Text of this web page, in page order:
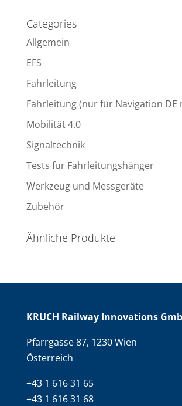
Categories
Allgemein
EFS
Fahrleitung
Fahrleitung (nur für Navigation DE
Mobilität 4.0
Signaltechnik
Tests für Fahrleitungshänger
Werkzeug und Messgeräte
Zubehör
Ähnliche Produkte
KRUCH Railway Innovations
Pfarrgasse 87, 1230 Wien
Österreich
+43 1 616 31 65
+43 1 616 31 68